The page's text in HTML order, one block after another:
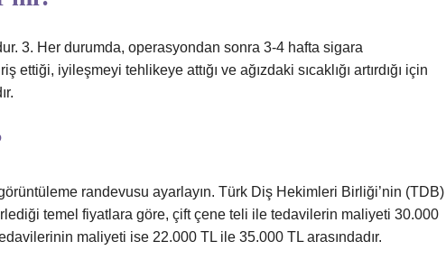
3. Her durumda, operasyondan sonra 3-4 hafta sigara
iyileşmeyi tehlikeye attığı ve ağızdaki sıcaklığı artırdığı için
randevusu ayarlayın. Türk Diş Hekimleri Birliği’nin (TDB)
temel fiyatlara göre, çift çene teli ile tedavilerin maliyeti 30.000
maliyeti ise 22.000 TL ile 35.000 TL arasındadır.